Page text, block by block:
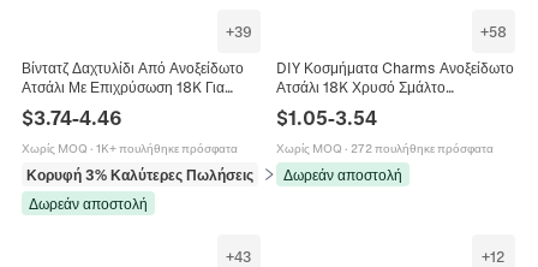
+39
Βίντατζ Δαχτυλίδι Από Ανοξείδωτο
Ατσάλι Με Επιχρύσωση 18K Για
Γυναίκες Καρδιά Λουλούδι Σμάλτο
Φυσική Πέτρα Ζιρκόνια
$3.74-4.46
Χωρίς MOQ · 1K+ πουλήθηκε πρόσφατα
Κορυφή 3% Καλύτερες Πωλήσεις
σε Δαχτυλίδια
Δωρεάν αποστολή
+58
DIY Κοσμήματα Charms Ανοξείδωτο
Ατσάλι 18K Χρυσό Σμάλτο
Κρύσταλλο Φρούτα Καρδιά Σταυρός
Αδιάβροχο Υποαλλεργικό
$1.05-3.54
Χωρίς MOQ · 272 πουλήθηκε πρόσφατα
Δωρεάν αποστολή
+43 +12